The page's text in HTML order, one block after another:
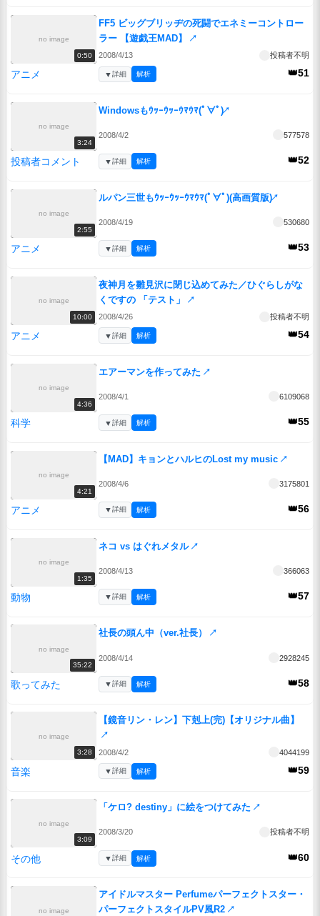
no image
0:50
FF5 ビッグブリッヂの死闘でエネミーコントロー
ラー 【遊戯王MAD】
↗
2008/4/13 投稿者不明
アニメ 👑51
▼詳細 解析
no image
3:24
Windowsもｳｯｰｳｯｰｳﾏｳﾏ(ﾟ∀ﾟ) ↗
2008/4/2 577578
投稿者コメント 👑52
▼詳細 解析
no image
2:55
ルパン三世もｳｯｰｳｯｰｳﾏｳﾏ(ﾟ∀ﾟ)(高画質版)↗
2008/4/19 530680
アニメ 👑53
▼詳細 解析
no image
10:00
夜神月を雛見沢に閉じ込めてみた／ひぐらしがな
くですの 「テスト」
↗
2008/4/26 投稿者不明
アニメ 👑54
▼詳細 解析
no image
4:36
エアーマンを作ってみた ↗
2008/4/1 6109068
科学 👑55
▼詳細 解析
no image
4:21
【MAD】キョンとハルヒのLost my music ↗
2008/4/6 3175801
アニメ 👑56
▼詳細 解析
no image
1:35
ネコ vs はぐれメタル ↗
2008/4/13 366063
動物 👑57
▼詳細 解析
no image
35:22
社長の頭ん中（ver.社長） ↗
2008/4/14 2928245
歌ってみた 👑58
▼詳細 解析
no image
3:28
【鏡音リン・レン】下剋上(完)【オリジナル曲】
↗
2008/4/2 4044199
音楽 👑59
▼詳細 解析
no image
3:09
「ケロ? destiny」に絵をつけてみた ↗
2008/3/20 投稿者不明
その他 👑60
▼詳細 解析
no image
アイドルマスター Perfumeパーフェクトスター・
パーフェクトスタイルPV風R2 ↗